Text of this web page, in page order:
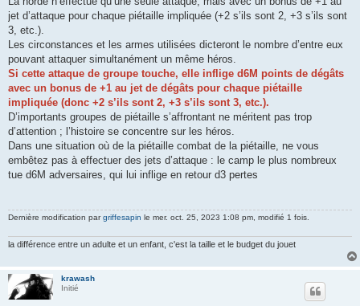
jet d’attaque pour chaque piétaille impliquée (+2 s’ils sont 2, +3 s’ils sont
3, etc.).
Les circonstances et les armes utilisées dicteront le nombre d’entre eux
pouvant attaquer simultanément un même héros.
Si cette attaque de groupe touche, elle inflige d6M points de dégâts
avec un bonus de +1 au jet de dégâts pour chaque piétaille
impliquée (donc +2 s’ils sont 2, +3 s’ils sont 3, etc.).
D’importants groupes de piétaille s’affrontant ne méritent pas trop
d’attention ; l’histoire se concentre sur les héros.
Dans une situation où de la piétaille combat de la piétaille, ne vous
embêtez pas à effectuer des jets d’attaque : le camp le plus nombreux
tue d6M adversaires, qui lui inflige en retour d3 pertes
Dernière modification pargriffesapin le mer. oct. 25, 2023 1:08 pm, modifié 1 fois.
la différence entre un adulte et un enfant, c'est la taille et le budget du jouet
krawash
Initié